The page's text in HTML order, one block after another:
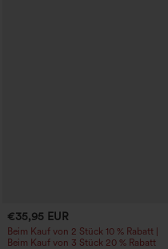
€35,95 EUR
Beim Kauf von 2 Stück 10 % Rabatt |
Beim Kauf von 3 Stück 20 % Rabatt